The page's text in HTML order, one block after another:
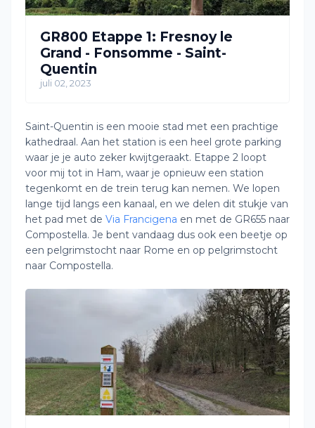
GR800 Etappe 1: Fresnoy le
Grand - Fonsomme - Saint-
Quentin
juli 02, 2023
Saint-Quentin is een mooie stad met een prachtige
kathedraal. Aan het station is een heel grote parking
waar je je auto zeker kwijtgeraakt. Etappe 2 loopt
voor mij tot in Ham, waar je opnieuw een station
tegenkomt en de trein terug kan nemen. We lopen
lange tijd langs een kanaal, en we delen dit stukje van
het pad met de Via Francigena en met de GR655 naar
Compostella. Je bent vandaag dus ook een beetje op
een pelgrimstocht naar Rome en op pelgrimstocht
naar Compostella.